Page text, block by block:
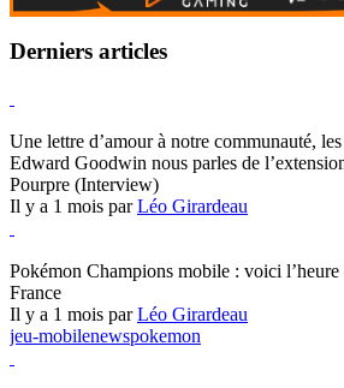
Derniers articles
Une lettre d’amour à notre communauté,
Edward Goodwin nous parles de
Pourpre (Interview)
Il y a 1 mois parLéo Girardeau
Pokémon Champions mobile : voici l’heure
France
Il y a 1 mois parLéo Girardeau
jeu-mobilenewspokemon